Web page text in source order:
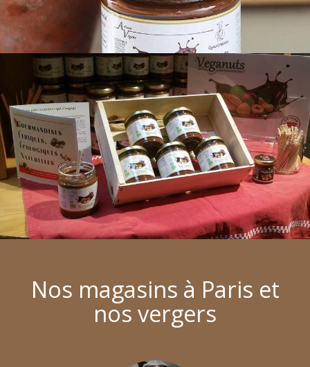
Nos magasins à Paris et
nos vergers